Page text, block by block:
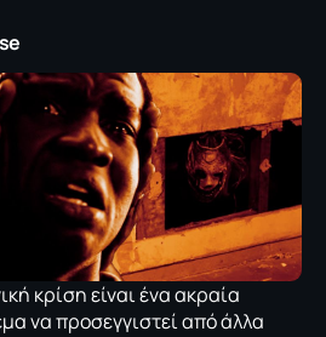
κρίση είναι ένα ακραία
να προσεγγιστεί από άλλα